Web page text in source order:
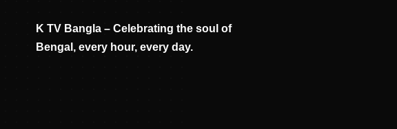
K TV Bangla – Celebrating the soul of
Bengal, every hour, every day.